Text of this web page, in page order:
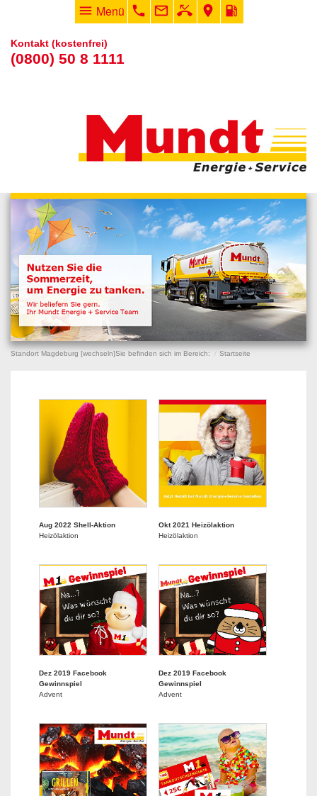
menu Menü phone mail_outline phone_missed room local_gas_station
Kontakt (kostenfrei)
(0800) 50 8 1111
Standort Magdeburg [wechseln]Sie befinden sich im Bereich: Startseite
Aug 2022 Shell-Aktion
Heizölaktion
Okt 2021 Heizölaktion
Heizölaktion
Dez 2019 Facebook
Gewinnspiel
Advent
Dez 2019 Facebook
Gewinnspiel
Advent